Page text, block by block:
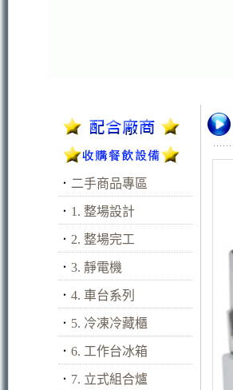
． 二手商品專區
． 1. 整場設計
． 2. 整場完工
． 3. 靜電機
． 4. 車台系列
． 5. 冷凍冷藏櫃
． 6. 工作台冰箱
． 7. 立式組合爐